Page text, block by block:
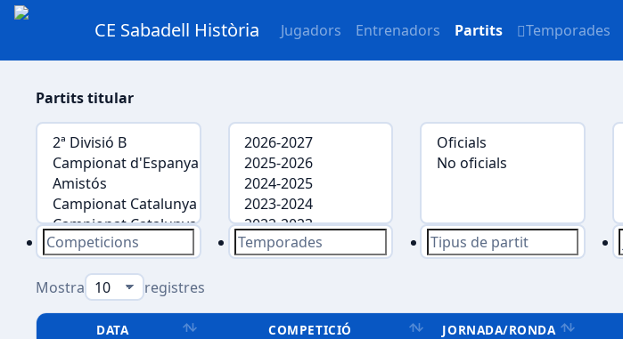
CE Sabadell Història Jugadors Entrenadors Partits Temporades
Partits titular
Mostra registres
DATA COMPETICIÓ JORNADA/RONDA